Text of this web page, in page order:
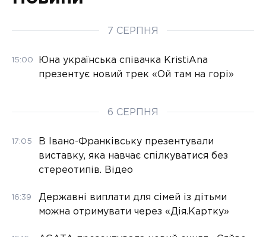
7 СЕРПНЯ
15:00
Юна українська співачка KristiAna
презентує новий трек «Ой там на горі»
6 СЕРПНЯ
17:05
В Івано-Франківську презентували
виставку, яка навчає спілкуватися без
стереотипів. Відео
16:39
Державні виплати для сімей із дітьми
можна отримувати через «Дія.Картку»